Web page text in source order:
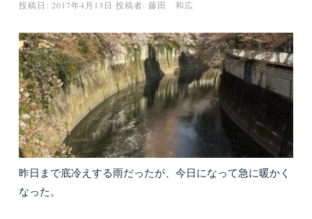
投稿日: 2017年4月13日 投稿者: 藤田 和広
昨日まで底冷えする雨だったが、今日になって急に暖かく
なった。